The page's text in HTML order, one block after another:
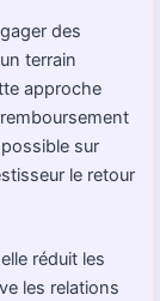
des
terrain
approche
sur
le retour
réduit les
les relations